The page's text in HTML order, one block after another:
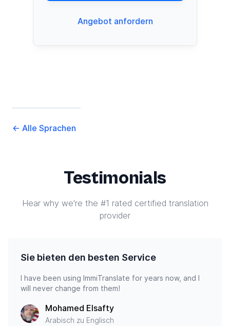
Angebot anfordern
← Alle Sprachen
Testimonials
Hear why we're the #1 rated certified translation
provider
Sie bieten den besten Service
I have been using ImmiTranslate for years now, and I
will never change from them!
Mohamed Elsafty
Arabisch zu Englisch